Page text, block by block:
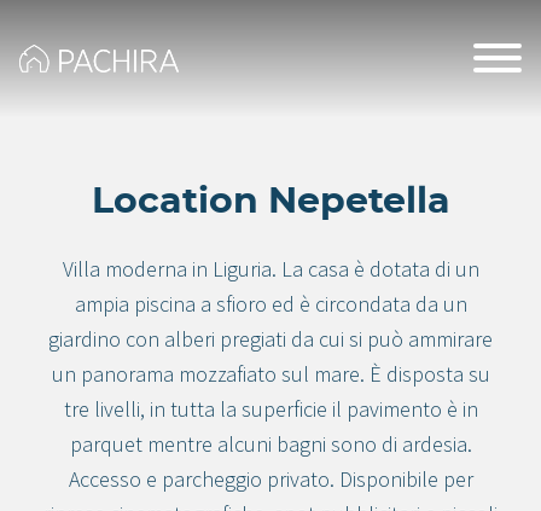
Location Nepetella
Villa moderna in Liguria. La casa è dotata di un
ampia piscina a sfioro ed è circondata da un
giardino con alberi pregiati da cui si può ammirare
un panorama mozzafiato sul mare. È disposta su
tre livelli, in tutta la superficie il pavimento è in
parquet mentre alcuni bagni sono di ardesia.
Accesso e parcheggio privato. Disponibile per